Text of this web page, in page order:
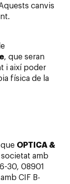
canvis
, que seran
i així poder
física de la
OPTICA &
societat amb
30, 08901
CIF B-